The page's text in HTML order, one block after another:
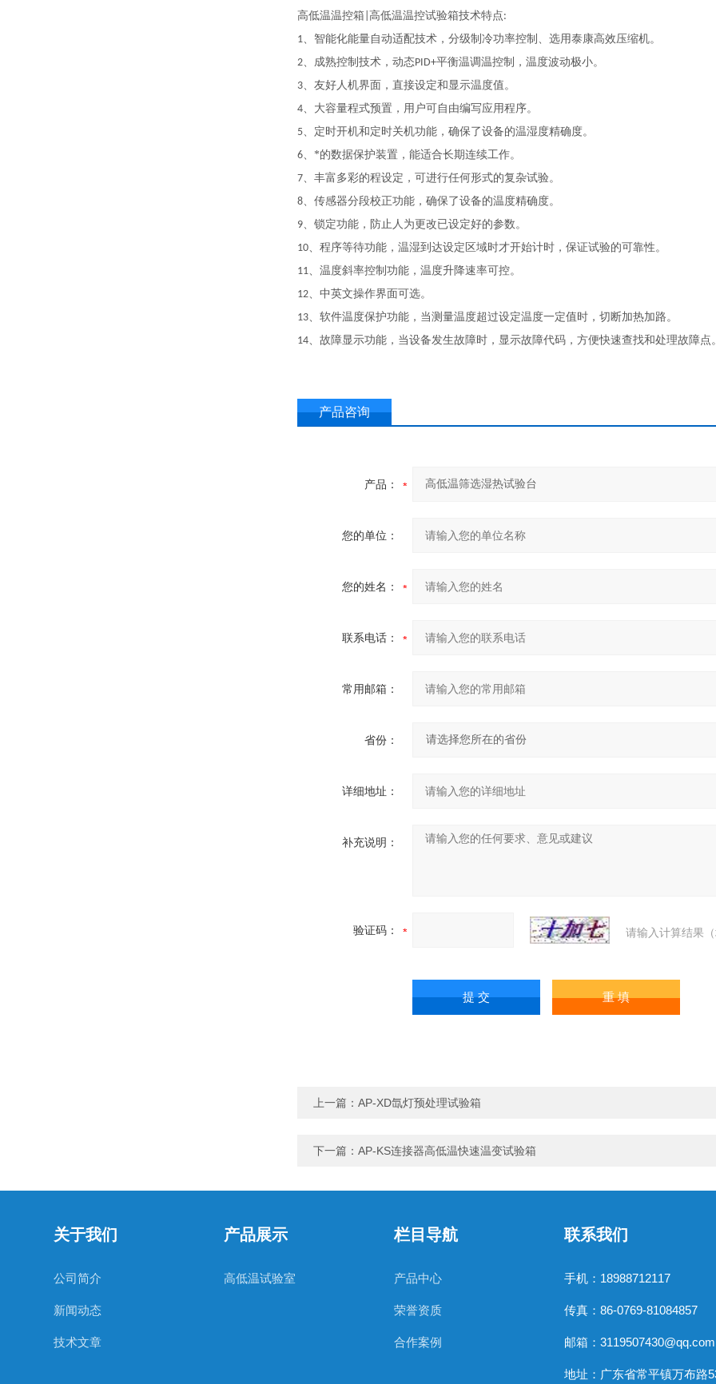
高低温温控箱 高低温温控试验箱技术特点:
1、智能化能量自动适配技术，分级制冷功率控制、选用泰康高效压缩机。
2、成熟控制技术，动态PID+平衡温调温控制，温度波动极小。
3、友好人机界面，直接设定和显示温度值。
4、大容量程式预置，用户可自由编写应用程序。
5、定时开机和定时关机功能，确保了设备的温湿度精确度。
6、*的数据保护装置，能适合长期连续工作。
7、丰富多彩的程设定，可进行任何形式的复杂试验。
8、传感器分段校正功能，确保了设备的温度精确度。
9、锁定功能，防止人为更改已设定好的参数。
10、程序等待功能，温湿到达设定区域时才开始计时，保证试验的可靠性。
11、温度斜率控制功能，温度升降速率可控。
12、中英文操作界面可选。
13、软件温度保护功能，当测量温度超过设定温度一定值时，切断加热加路。
14、故障显示功能，当设备发生故障时，显示故障代码，方便快速查找和处理故障点
产品咨询
产品：
您的单位：
您的姓名：
联系电话：
常用邮箱：
省份：
详细地址：
补充说明：
验证码： 请输入计算结果
上一篇： AP-XD氙灯预处理试验箱
下一篇： AP-KS连接器高低温快速温变试验箱
关于我们
公司简介
新闻动态
技术文章
产品展示
高低温试验室
栏目导航
产品中心
荣誉资质
合作案例
联系我们
手机：18988712117
传真：86-0769-81084857
邮箱：3119507430@qq.com